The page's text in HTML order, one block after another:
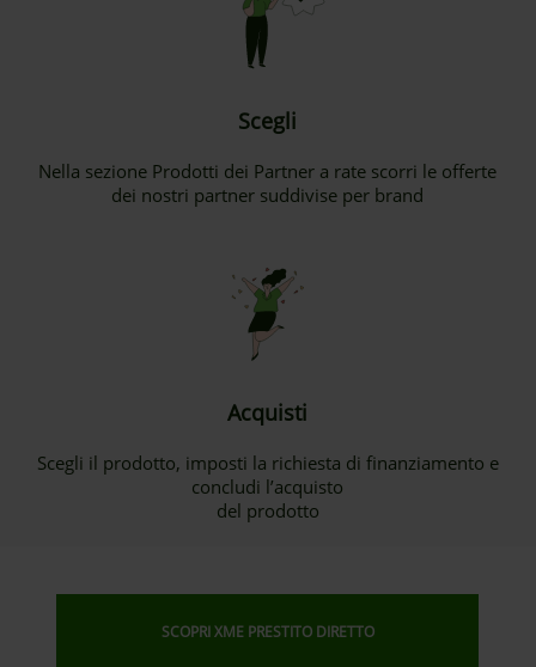
Scegli
Nella sezione Prodotti dei Partner a rate scorri le offerte
dei nostri partner suddivise per brand
Acquisti
Scegli il prodotto, imposti la richiesta di finanziamento e
concludi l’acquisto
del prodotto
SCOPRI XME PRESTITO DIRETTO